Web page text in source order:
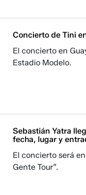
Concierto de Tini
El concierto en
Estadio Modelo.
Sebastián Yatra
fecha, lugar y
El concierto será
Gente Tour”.